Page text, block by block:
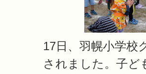
17日、羽幌小学校
されました。子ど